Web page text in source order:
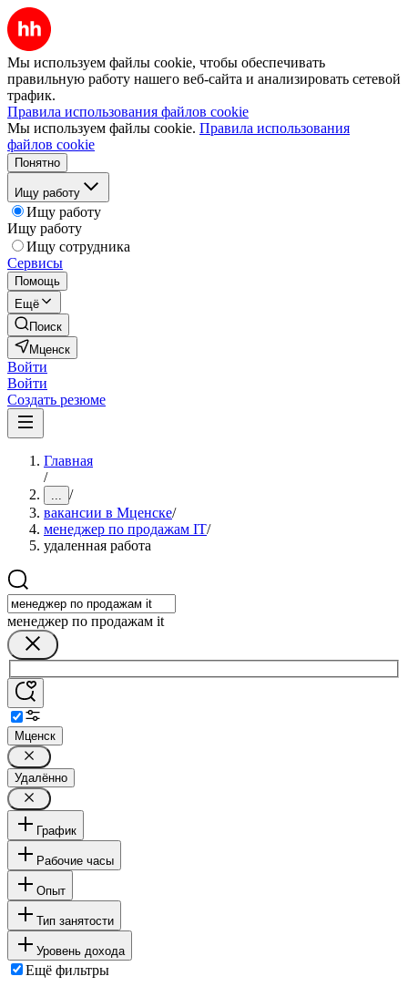
Мы используем файлы cookie, чтобы обеспечивать
правильную работу нашего веб-сайта и анализировать сетевой
трафик.
Правила использования файлов cookie
Мы используем файлы cookie. Правила использования
файлов cookie
Понятно
Ищу работу
Ищу работу
Ищу работу
Ищу сотрудника
Сервисы
Помощь
Ещё
Поиск
Мценск
Войти
Войти
Создать резюме
Главная
/
... /
вакансии в Мценске/
менеджер по продажам IT/
удаленная работа
менеджер по продажам it
Мценск
Удалённо
График
Рабочие часы
Опыт
Тип занятости
Уровень дохода
Ещё фильтры